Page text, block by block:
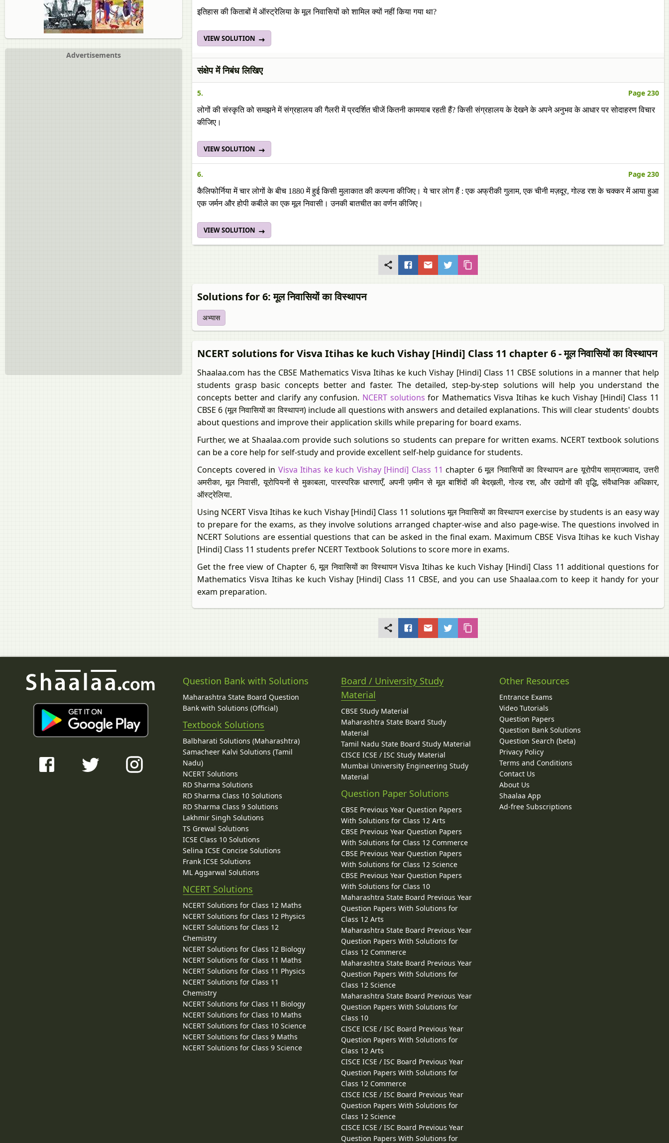
Advertisements
इतिहास की किताबों में ऑस्ट्रेलिया के मूल निवासियों को शामिल क्यों नहीं किया गया था?
VIEW SOLUTION
संक्षेप में निबंध लिखिए
5. Page 230
लोगों की संस्कृति को समझने में संग्रहालय की गैलरी में प्रदर्शित चीजें कितनी कामयाब रहती हैं? किसी संग्रहालय के देखने के अपने अनुभव के आधार पर सोदाहरण विचार
कीजिए।
VIEW SOLUTION
6. Page 230
कैलिफोर्निया में चार लोगों के बीच 1880 में हुई किसी मुलाकात की कल्पना कीजिए। ये चार लोग हैं : एक अफ्रीकी गुलाम, एक चीनी मज़दूर, गोल्ड रश के चक्कर में आया हुआ
एक जर्मन और होपी कबीले का एक मूल निवासी। उनकी बातचीत का वर्णन कीजिए।
VIEW SOLUTION
Solutions for 6: मूल निवासियों का विस्थापन
अभ्यास
NCERT solutions for Visva Itihas ke kuch Vishay [Hindi] Class 11 chapter 6 - मूल निवासियों का विस्थापन
Shaalaa.com has the CBSE Mathematics Visva Itihas ke kuch Vishay [Hindi] Class 11 CBSE solutions in a manner that help
students grasp basic concepts better and faster. The detailed, step-by-step solutions will help you understand the
concepts better and clarify any confusion. NCERT solutions for Mathematics Visva Itihas ke kuch Vishay [Hindi] Class 11
CBSE 6 (मूल निवासियों का विस्थापन) include all questions with answers and detailed explanations. This will clear students' doubts
about questions and improve their application skills while preparing for board exams.
Further, we at Shaalaa.com provide such solutions so students can prepare for written exams. NCERT textbook solutions
can be a core help for self-study and provide excellent self-help guidance for students.
Concepts covered in Visva Itihas ke kuch Vishay [Hindi] Class 11 chapter 6 मूल निवासियों का विस्थापन are यूरोपीय साम्राज्यवाद, उत्तरी
अमरीका, मूल निवासी, यूरोपियनों से मुकाबला, पारस्परिक धारणाएँ, अपनी ज़मीन से मूल बाशिंदों की बेदख़ली, गोल्ड रश, और उद्योगों की वृद्धि, संवैधानिक अधिकार,
ऑस्ट्रेलिया.
Using NCERT Visva Itihas ke kuch Vishay [Hindi] Class 11 solutions मूल निवासियों का विस्थापन exercise by students is an easy way
to prepare for the exams, as they involve solutions arranged chapter-wise and also page-wise. The questions involved in
NCERT Solutions are essential questions that can be asked in the final exam. Maximum CBSE Visva Itihas ke kuch Vishay
[Hindi] Class 11 students prefer NCERT Textbook Solutions to score more in exams.
Get the free view of Chapter 6, मूल निवासियों का विस्थापन Visva Itihas ke kuch Vishay [Hindi] Class 11 additional questions for
Mathematics Visva Itihas ke kuch Vishay [Hindi] Class 11 CBSE, and you can use Shaalaa.com to keep it handy for your
exam preparation.
Question Bank with Solutions
Maharashtra State Board Question
Bank with Solutions (Official)
Textbook Solutions
Balbharati Solutions (Maharashtra)
Samacheer Kalvi Solutions (Tamil
Nadu)
NCERT Solutions
RD Sharma Solutions
RD Sharma Class 10 Solutions
RD Sharma Class 9 Solutions
Lakhmir Singh Solutions
TS Grewal Solutions
ICSE Class 10 Solutions
Selina ICSE Concise Solutions
Frank ICSE Solutions
ML Aggarwal Solutions
NCERT Solutions
NCERT Solutions for Class 12 Maths
NCERT Solutions for Class 12 Physics
NCERT Solutions for Class 12
Chemistry
NCERT Solutions for Class 12 Biology
NCERT Solutions for Class 11 Maths
NCERT Solutions for Class 11 Physics
NCERT Solutions for Class 11
Chemistry
NCERT Solutions for Class 11 Biology
NCERT Solutions for Class 10 Maths
NCERT Solutions for Class 10 Science
NCERT Solutions for Class 9 Maths
NCERT Solutions for Class 9 Science
Board / University Study
Material
CBSE Study Material
Maharashtra State Board Study
Material
Tamil Nadu State Board Study Material
CISCE ICSE / ISC Study Material
Mumbai University Engineering Study
Material
Question Paper Solutions
CBSE Previous Year Question Papers
With Solutions for Class 12 Arts
CBSE Previous Year Question Papers
With Solutions for Class 12 Commerce
CBSE Previous Year Question Papers
With Solutions for Class 12 Science
CBSE Previous Year Question Papers
With Solutions for Class 10
Maharashtra State Board Previous Year
Question Papers With Solutions for
Class 12 Arts
Maharashtra State Board Previous Year
Question Papers With Solutions for
Class 12 Commerce
Maharashtra State Board Previous Year
Question Papers With Solutions for
Class 12 Science
Maharashtra State Board Previous Year
Question Papers With Solutions for
Class 10
CISCE ICSE / ISC Board Previous Year
Question Papers With Solutions for
Class 12 Arts
CISCE ICSE / ISC Board Previous Year
Question Papers With Solutions for
Class 12 Commerce
CISCE ICSE / ISC Board Previous Year
Question Papers With Solutions for
Class 12 Science
CISCE ICSE / ISC Board Previous Year
Question Papers With Solutions for
Other Resources
Entrance Exams
Video Tutorials
Question Papers
Question Bank Solutions
Question Search (beta)
Privacy Policy
Terms and Conditions
Contact Us
About Us
Shaalaa App
Ad-free Subscriptions